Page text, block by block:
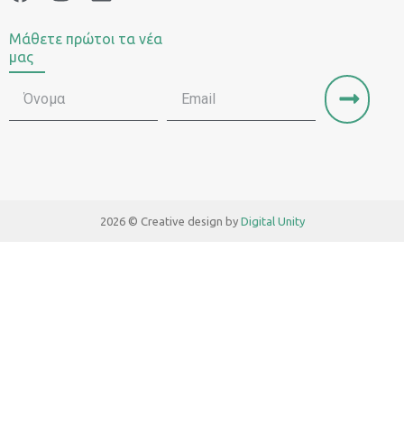
Μάθετε πρώτοι τα νέα
μας
2026 © Creative design by Digital Unity